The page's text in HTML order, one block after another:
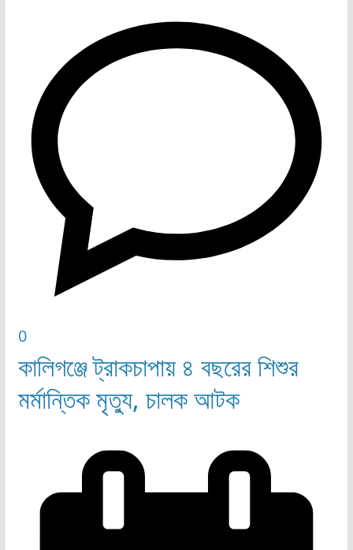
0
কালিগঞ্জে ট্রাকচাপায় ৪ বছরের শিশুর
মর্মান্তিক মৃত্যু, চালক আটক